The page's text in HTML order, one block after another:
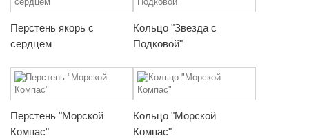
Перстень якорь с
сердцем
Кольцо "Звезда с
Подковой"
Перстень "Морской
Компас"
Кольцо "Морской
Компас"